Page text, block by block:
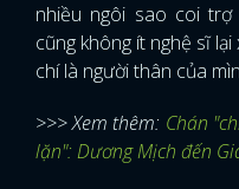
nhiều ngôi sao coi
cũng không ít nghệ sĩ
chí là người thân của
>>> Xem thêm: Chán
lặn": Dương Mịch đến